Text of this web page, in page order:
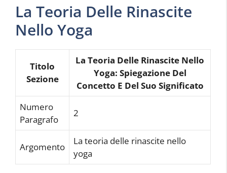
La Teoria Delle Rinascite
Nello Yoga
Titolo
Sezione
La Teoria Delle Rinascite Nello
Yoga: Spiegazione Del
Concetto E Del Suo Significato
Numero
Paragrafo
2
Argomento
La teoria delle rinascite nello
yoga